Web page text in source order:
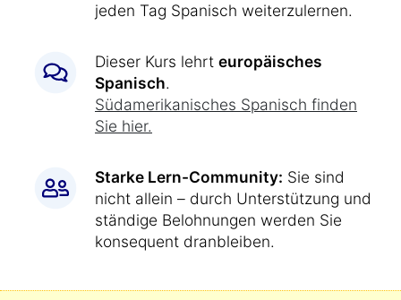
jeden Tag Spanisch weiterzulernen.
Dieser Kurs lehrt europäisches
Spanisch.
Südamerikanisches Spanisch finden
Sie hier.
Starke Lern-Community: Sie sind
nicht allein – durch Unterstützung und
ständige Belohnungen werden Sie
konsequent dranbleiben.